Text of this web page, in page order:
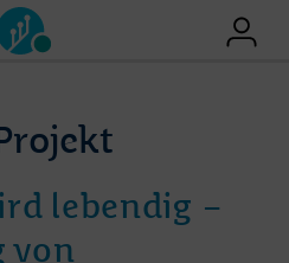
lebendig –
von